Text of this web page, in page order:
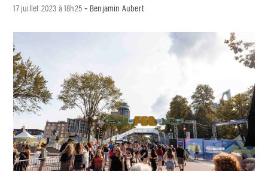
17 juillet 2023 à 18h25 - Benjamin Aubert